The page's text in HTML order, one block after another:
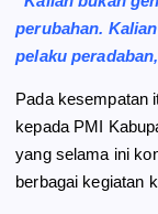
perubahan.
pelaku
Pada kesempatan
kepada PMI
yang selama ini
berbagai kegiatan